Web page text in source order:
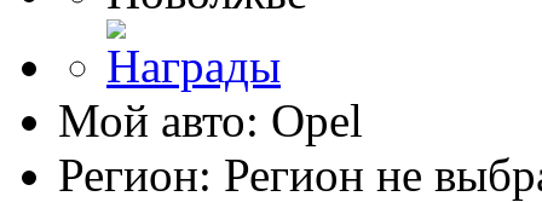
Мой авто: Opel
Регион: Регион не